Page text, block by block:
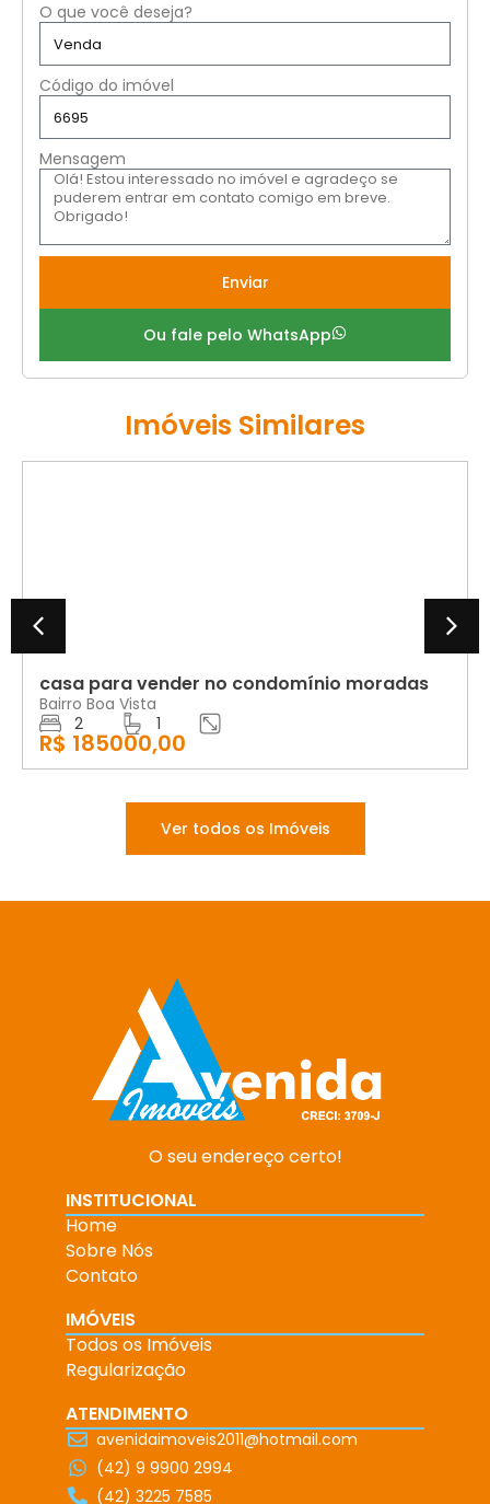
O que você deseja?
Código do imóvel
Mensagem
Enviar
Ou fale pelo WhatsApp
Imóveis Similares
casa para vender no condomínio moradas
Bairro Boa Vista
2
1
R$ 185000,00
Ver todos os Imóveis
O seu endereço certo!
INSTITUCIONAL
Home
Sobre Nós
Contato
IMÓVEIS
Todos os Imóveis
Regularização
ATENDIMENTO
avenidaimoveis2011@hotmail.com
(42) 9 9900 2994
(42) 3225 7585